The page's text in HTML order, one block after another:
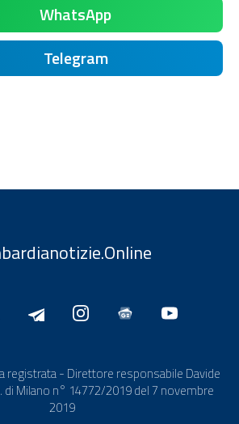
WhatsApp
Telegram
registrata - Direttore responsabile Davide
di Milano n° 14772/2019 del 7 novembre
2019